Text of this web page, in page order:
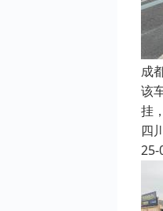
成
该
挂
四
25-